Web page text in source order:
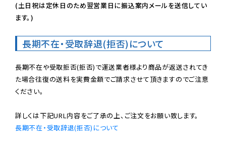
(土日祝は定休日のため翌営業日に振込案内メールを送信してい
ます。)
長期不在・受取辞退(拒否)について
長期不在や受取拒否(拒否)で運送業者様より商品が返送されてき
た場合往復の送料を実費金額でご請求させて頂きますのでご注意
ください。
長期不在・受取辞退(拒否)について